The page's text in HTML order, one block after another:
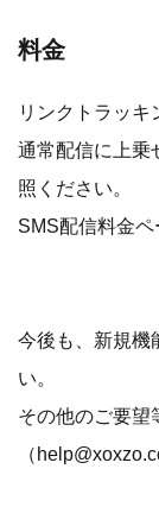
料金
リンクトラッ
通常配信に上乗
照ください。
SMS配信料金ペ
今後も、新規機
い。
その他のご要望
（